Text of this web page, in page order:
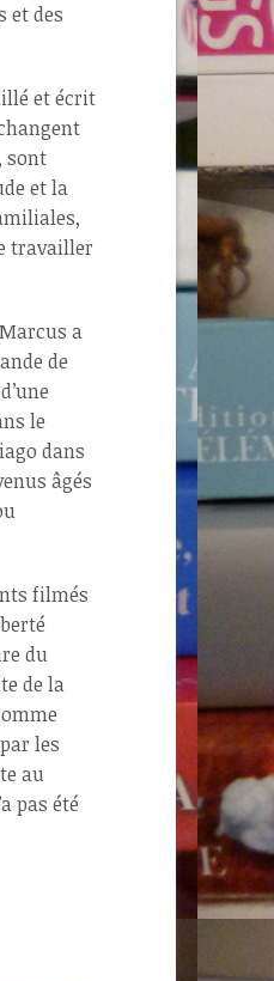
et des
et écrit
sont
et la
travailler
a
de
le
dans
âgés
filmés
du
de la
les
au
pas été